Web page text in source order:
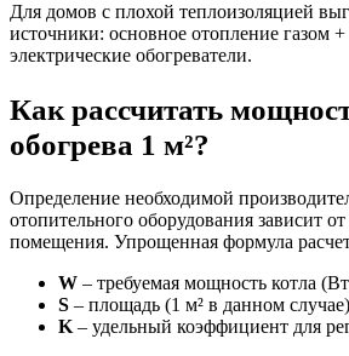
Для домов с плохой теплоизоляцией
источники: основное отопление газом
электрические обогреватели.
Как рассчитать
обогрева 1 м²?
Определение необходимой
отопительного оборудования зависит
помещения. Упрощенная формула
W – требуемая мощность котла
S – площадь (1 м² в данном
K – удельный коэффициент для